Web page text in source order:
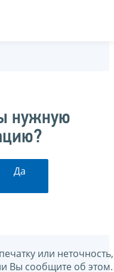
нужную
Да
или неточность,
Вы сообщите об этом.